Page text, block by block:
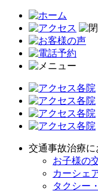
交通事故治療に
お子様の
カーシェ
タクシー